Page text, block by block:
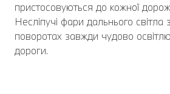
пристосовуються до кожної
Несліпучі фари дальнього світла
поворотах завжди чудово
дороги.